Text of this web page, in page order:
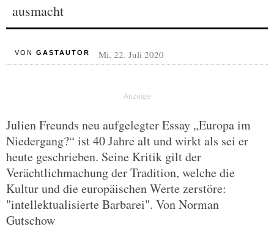
ausmacht
VON GASTAUTOR Mi, 22. Juli 2020
Julien Freunds neu aufgelegter Essay „Europa im
Niedergang?“ ist 40 Jahre alt und wirkt als sei er
heute geschrieben. Seine Kritik gilt der
Verächtlichmachung der Tradition, welche die
Kultur und die europäischen Werte zerstöre:
"intellektualisierte Barbarei". Von Norman
Gutschow